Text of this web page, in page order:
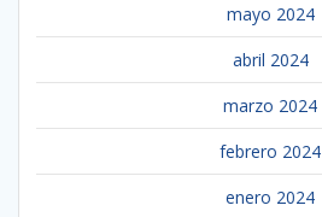
mayo 2024
abril 2024
marzo 2024
febrero 2024
enero 2024